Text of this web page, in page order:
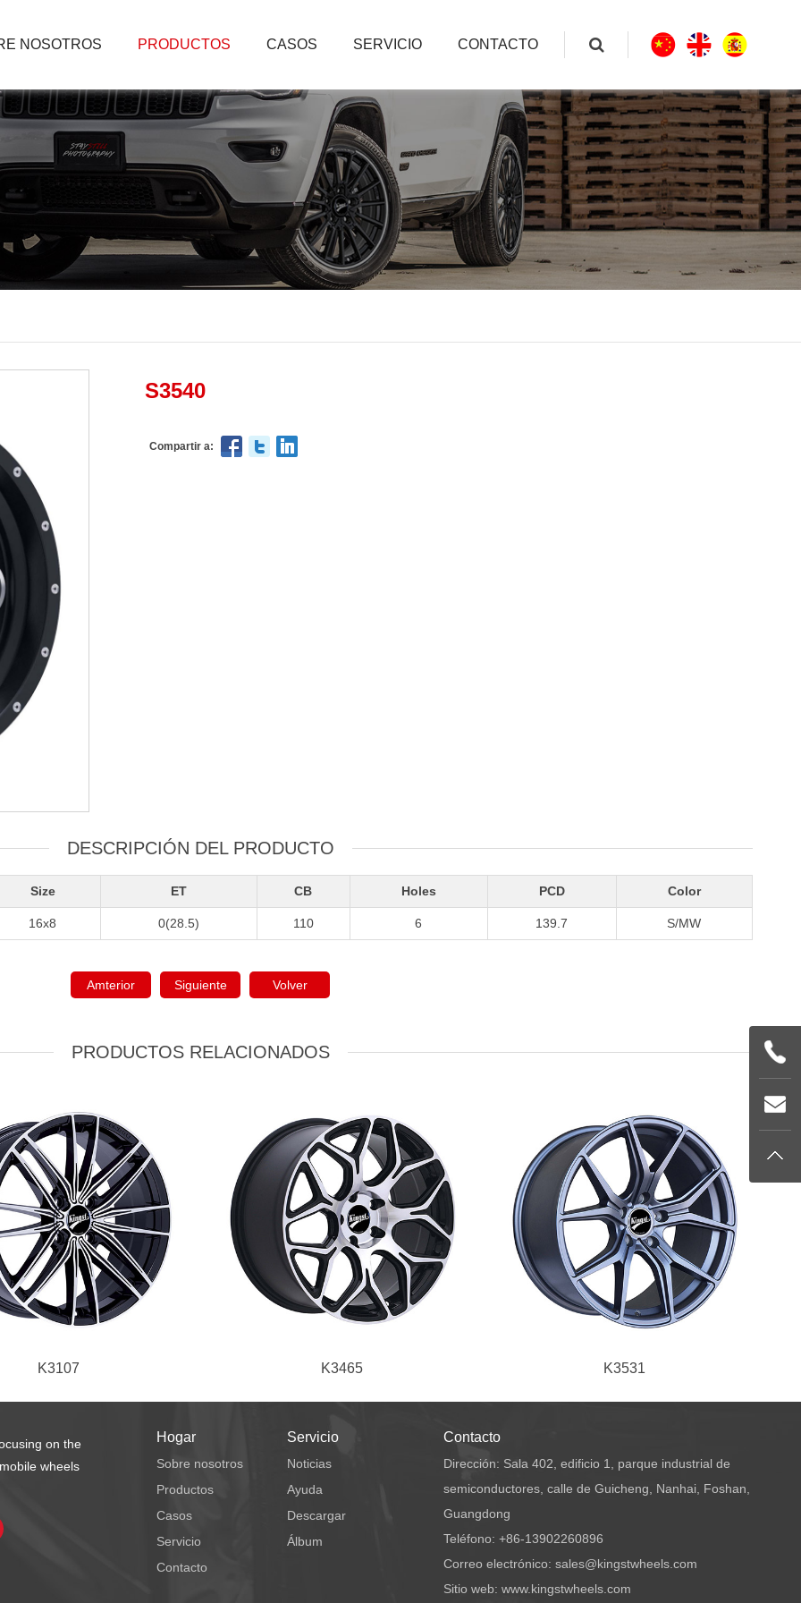
NOSOTROS PRODUCTOS CASOS SERVICIO CONTACTO
S3540
Compartir a:
DESCRIPCIÓN DEL PRODUCTO
Size ET CB Holes PCD Color
16x8 0(28.5) 110 6 139.7 S/MW
Amterior Siguiente Volver
PRODUCTOS RELACIONADOS
K3107 K3465 K3531
on the
wheels
Hogar
Sobre nosotros
Productos
Casos
Servicio
Contacto
Servicio
Noticias
Ayuda
Descargar
Álbum
Contacto
Dirección: Sala 402, edificio 1, parque industrial de
semiconductores, calle de Guicheng, Nanhai, Foshan,
Guangdong
Teléfono: +86-13902260896
Correo electrónico: sales@kingstwheels.com
Sitio web: www.kingstwheels.com